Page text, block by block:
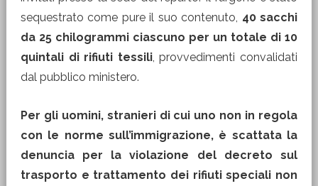
sequestrato come pure il suo contenuto, 40 sacchi
da 25 chilogrammi ciascuno per un totale di 10
quintali di rifiuti tessili, provvedimenti convalidati
dal pubblico ministero.
Per gli uomini, stranieri di cui uno non in regola
con le norme sull’immigrazione, è scattata la
denuncia per la violazione del decreto sul
trasporto e trattamento dei rifiuti speciali non